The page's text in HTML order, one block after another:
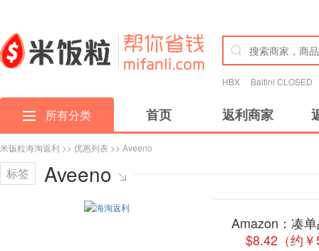
HBX Baltini CLOSED
所有分类 首页 返利商家
米饭粒海淘返利 >> 优惠列表 >> Aveeno
标签 Aveeno
Amazon：凑
$8.42（约